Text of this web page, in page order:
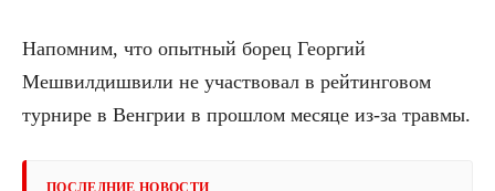
Напомним, что опытный борец Георгий
Мешвилдишвили не участвовал в рейтинговом
турнире в Венгрии в прошлом месяце из-за травмы.
ПОСЛЕДНИЕ НОВОСТИ